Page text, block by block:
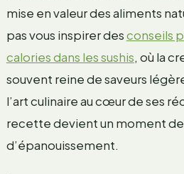
mise en valeur des aliments
pas vous inspirer desconseils
calories dans les sushis, où la
souvent reine de saveurs
l’art culinaire au cœur de ses
recette devient un moment
d’épanouissement.